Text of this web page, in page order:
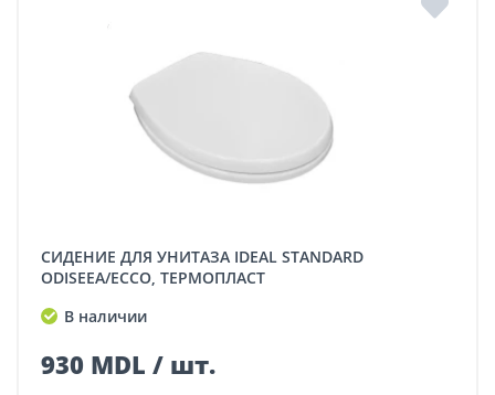
СИДЕНИЕ ДЛЯ УНИТАЗА IDEAL STANDARD
ODISEEA/ECCO, ТЕРМОПЛАСТ
В наличии
930 MDL / шт.